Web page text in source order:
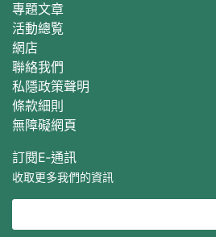
專題文章
活動總覧
網店
聯絡我們
私隱政策聲明
條款細則
無障礙網頁
訂閱E‐通訊
收取更多我們的資訊